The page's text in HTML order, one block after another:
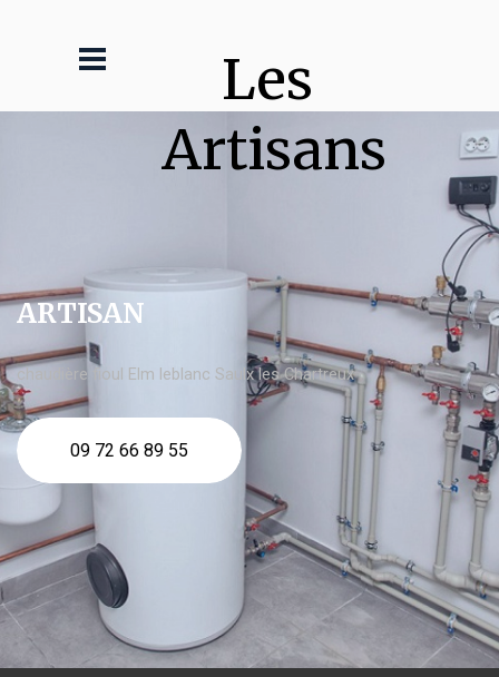
Les
Artisans
ARTISAN
chaudière fioul Elm leblanc Saulx les Chartreux
09 72 66 89 55